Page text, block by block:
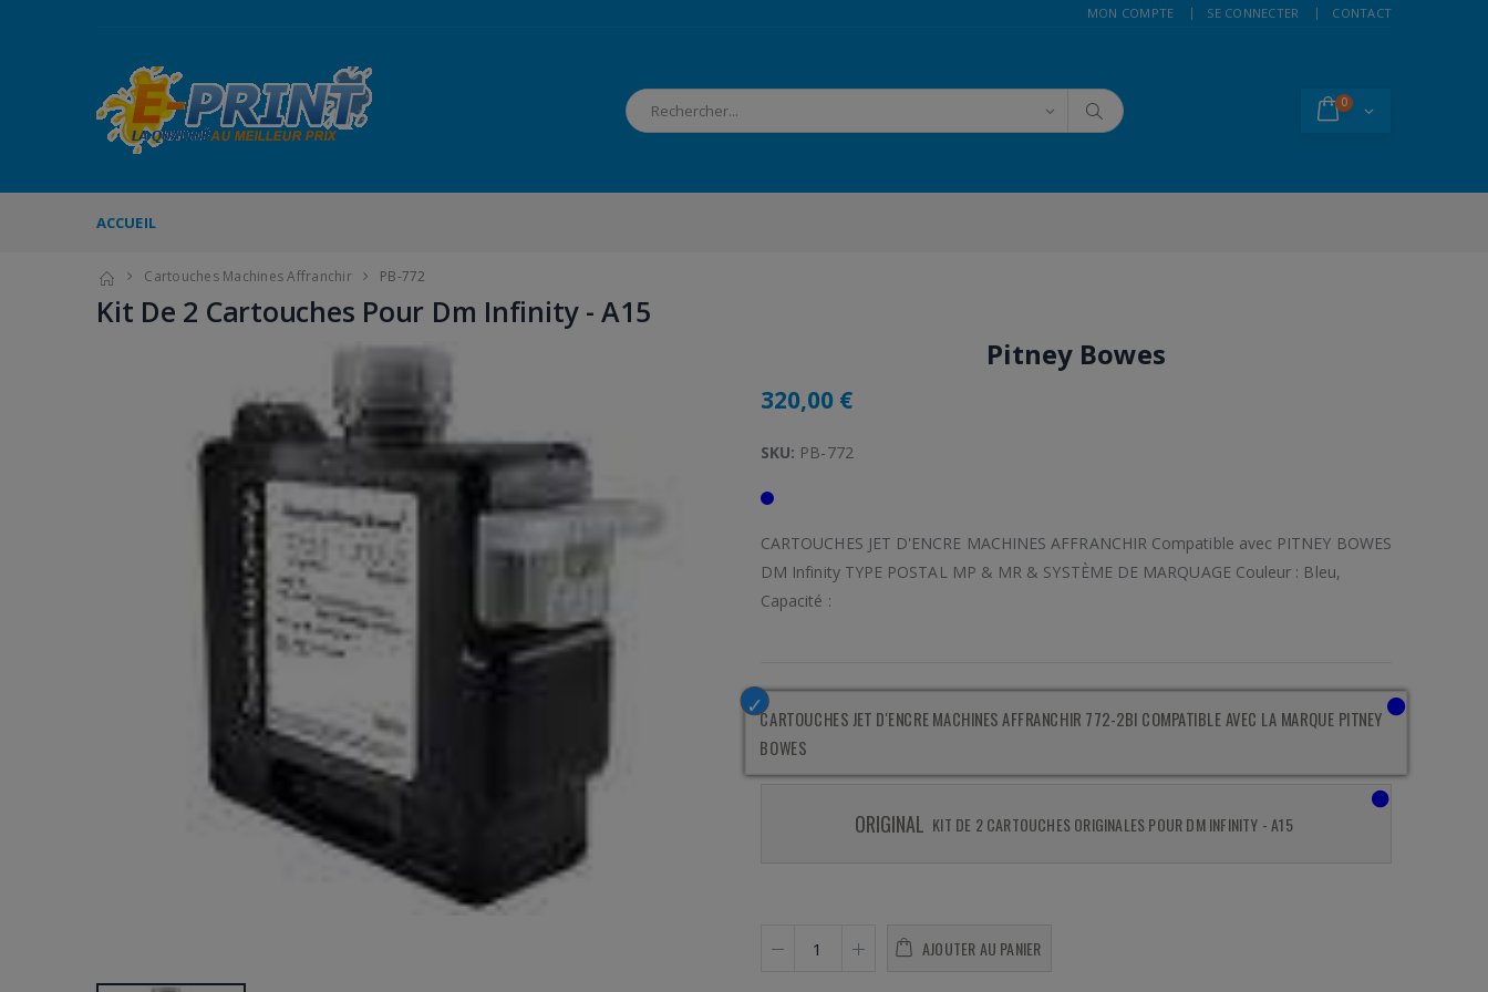
MON COMPTE SE CONNECTER CONTACT
0
ACCUEIL
Cartouches Machines Affranchir PB-772
Kit De 2 Cartouches Pour Dm Infinity - A15
Pitney Bowes
320,00 €
SKU: PB-772
CARTOUCHES JET D'ENCRE MACHINES AFFRANCHIR Compatible avec PITNEY BOWES
DM Infinity TYPE POSTAL MP & MR & SYSTÈME DE MARQUAGE Couleur : Bleu,
Capacité :
CARTOUCHES JET D'ENCRE MACHINES AFFRANCHIR 772-2BI COMPATIBLE AVEC LA MARQUE PITNEY
BOWES
ORIGINAL KIT DE 2 CARTOUCHES ORIGINALES POUR DM INFINITY - A15
AJOUTER AU PANIER